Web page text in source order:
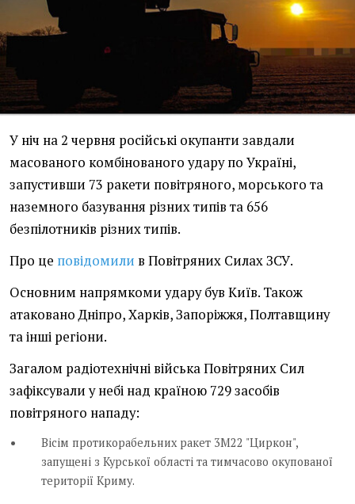
У ніч на 2 червня російські окупанти завдали
масованого комбінованого удару по Україні,
запустивши 73 ракети повітряного, морського та
наземного базування різних типів та 656
безпілотників різних типів.
Про це повідомили в Повітряних Силах ЗСУ.
Основним напрямкоми удару був Київ. Також
атаковано Дніпро, Харків, Запоріжжя, Полтавщину
та інші регіони.
Загалом радіотехнічні війська Повітряних Сил
зафіксували у небі над країною 729 засобів
повітряного нападу:
Вісім протикорабельних ракет 3М22 "Циркон",
запущені з Курської області та тимчасово окупованої
території Криму.